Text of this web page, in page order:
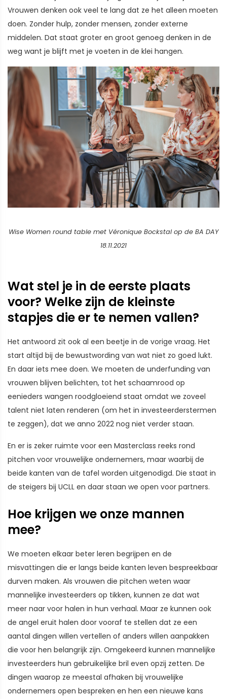
Vrouwen denken ook veel te lang dat ze het alleen moeten
doen. Zonder hulp, zonder mensen, zonder externe
middelen. Dat staat groter en groot genoeg denken in de
weg want je blijft met je voeten in de klei hangen.
Wise Women round table met Véronique Bockstal op de BA DAY
18.11.2021
Wat stel je in de eerste plaats
voor? Welke zijn de kleinste
stapjes die er te nemen vallen?
Het antwoord zit ook al een beetje in de vorige vraag. Het
start altijd bij de bewustwording van wat niet zo goed lukt.
En daar iets mee doen. We moeten de underfunding van
vrouwen blijven belichten, tot het schaamrood op
eenieders wangen roodgloeiend staat omdat we zoveel
talent niet laten renderen (om het in investeerderstermen
te zeggen), dat we anno 2022 nog niet verder staan.
En er is zeker ruimte voor een Masterclass reeks rond
pitchen voor vrouwelijke ondernemers, maar waarbij de
beide kanten van de tafel worden uitgenodigd. Die staat in
de steigers bij UCLL en daar staan we open voor partners.
Hoe krijgen we onze mannen
mee?
We moeten elkaar beter leren begrijpen en de
misvattingen die er langs beide kanten leven bespreekbaar
durven maken. Als vrouwen die pitchen weten waar
mannelijke investeerders op tikken, kunnen ze dat wat
meer naar voor halen in hun verhaal. Maar ze kunnen ook
de angel eruit halen door vooraf te stellen dat ze een
aantal dingen willen vertellen of anders willen aanpakken
die voor hen belangrijk zijn. Omgekeerd kunnen mannelijke
investeerders hun gebruikelijke bril even opzij zetten. De
dingen waarop ze meestal afhaken bij vrouwelijke
ondernemers open bespreken en hen een nieuwe kans